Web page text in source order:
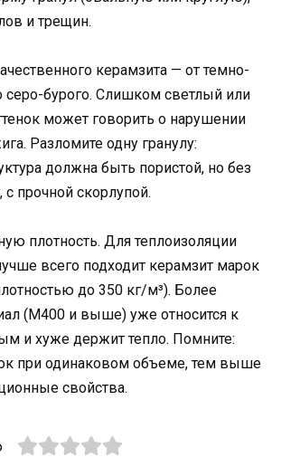
и трещин.
керамзита — от темно-
серо-бурого. Слишком светлый или
может говорить о нарушении
Разломите одну гранулу:
должна быть пористой, но без
с прочной скорлупой.
плотность. Для теплоизоляции
всего подходит керамзит марок
до 350 кг/м³). Более
(М400 и выше) уже относится к
и хуже держит тепло. Помните:
при одинаковом объеме, тем выше
свойства.